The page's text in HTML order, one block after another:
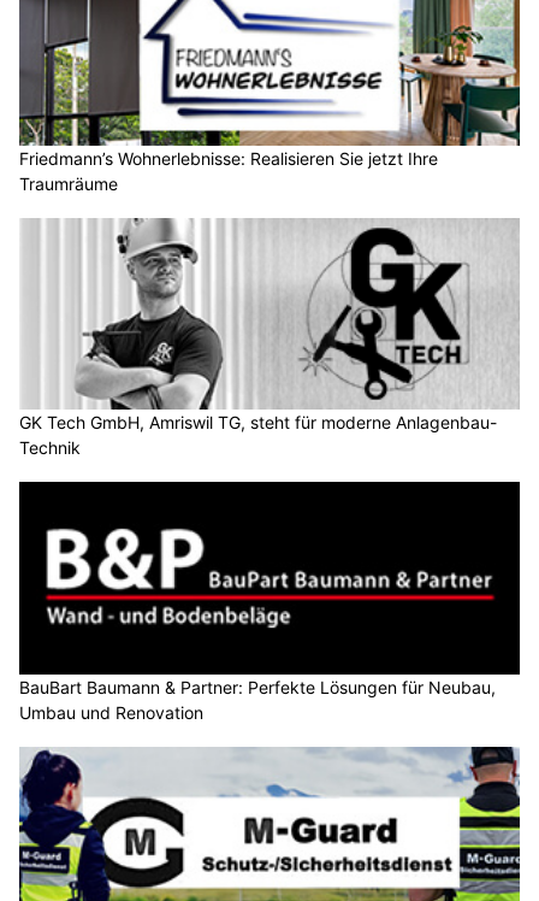
Friedmann’s Wohnerlebnisse: Realisieren Sie jetzt Ihre
Traumräume
GK Tech GmbH, Amriswil TG, steht für moderne Anlagenbau-
Technik
BauBart Baumann & Partner: Perfekte Lösungen für Neubau,
Umbau und Renovation